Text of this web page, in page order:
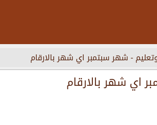
-شهر سبتمبر اي شهر بالارقام
اي شهر بالارقام